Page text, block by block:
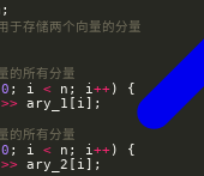
0 ; i < n; i ++
>>
0 ; i < n; i ++
>>